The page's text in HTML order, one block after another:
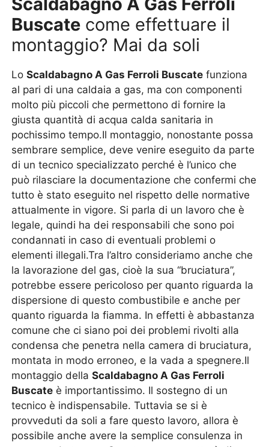
Buscate come effettuare il
montaggio? Mai da soli
LoScaldabagno A Gas Ferroli Buscate funziona
al pari di una caldaia a gas, ma con componenti
molto più piccoli che permettono di fornire la
giusta quantità di acqua calda sanitaria in
pochissimo tempo.Il montaggio, nonostante possa
sembrare semplice, deve venire eseguito da parte
di un tecnico specializzato perché è l’unico che
può rilasciare la documentazione che confermi che
tutto è stato eseguito nel rispetto delle normative
attualmente in vigore. Si parla di un lavoro che è
legale, quindi ha dei responsabili che sono poi
condannati in caso di eventuali problemi o
elementi illegali.Tra l’altro consideriamo anche che
la lavorazione del gas, cioè la sua “bruciatura”,
potrebbe essere pericoloso per quanto riguarda la
dispersione di questo combustibile e anche per
quanto riguarda la fiamma. In effetti è abbastanza
comune che ci siano poi dei problemi rivolti alla
condensa che penetra nella camera di bruciatura,
montata in modo erroneo, e la vada a spegnere.Il
montaggio dellaScaldabagno A Gas Ferroli
Buscate è importantissimo. Il sostegno di un
tecnico è indispensabile. Tuttavia se si è
provveduti da soli a fare questo lavoro, allora è
possibile anche avere la semplice consulenza in